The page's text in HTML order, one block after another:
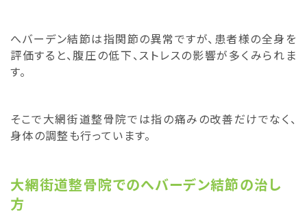
へバーデン結節は指関節の異常ですが、患者様の全身を
評価すると、腹圧の低下、ストレスの影響が多くみられま
す。
そこで大網街道整骨院では指の痛みの改善だけでなく、
身体の調整も行っています。
大網街道整骨院でのへバーデン結節の治し
方